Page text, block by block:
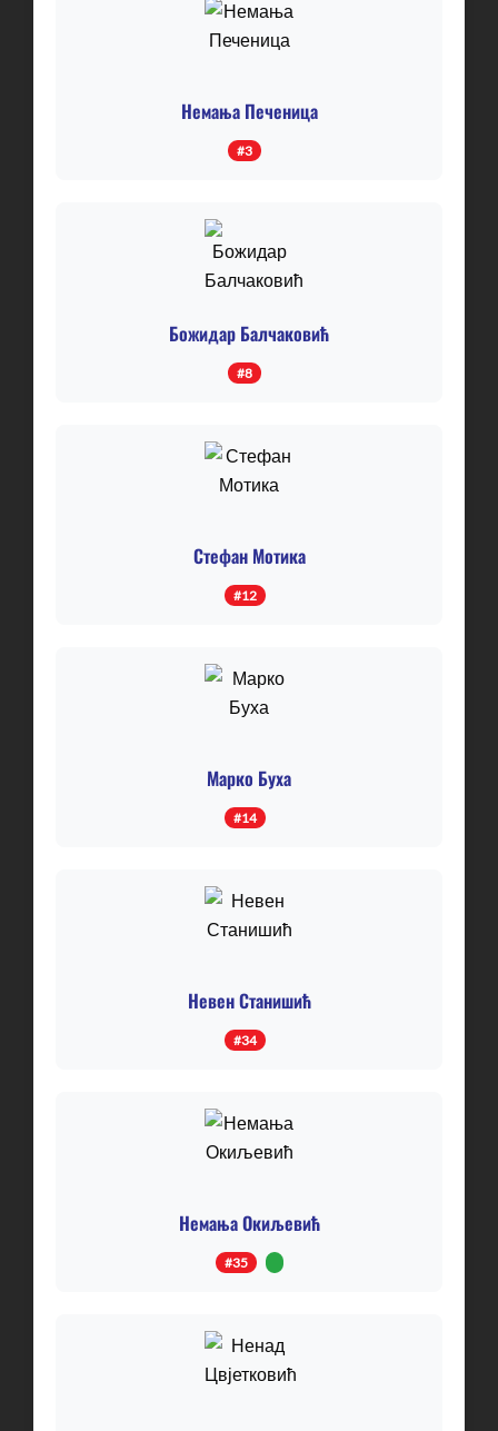
Немања Печеница
#3
Божидар Балчаковић
#8
Стефан Мотика
#12
Марко Буха
#14
Невен Станишић
#34
Немања Окиљевић
#35